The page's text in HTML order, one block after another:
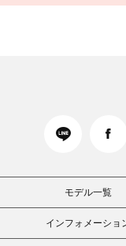
モデル一覧
インフォメーショ